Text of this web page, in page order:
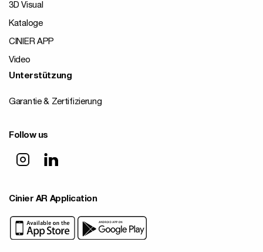
3D Visual
Kataloge
CINIER APP
Video
Unterstützung
Garantie & Zertifizierung
Follow us
Cinier AR Application